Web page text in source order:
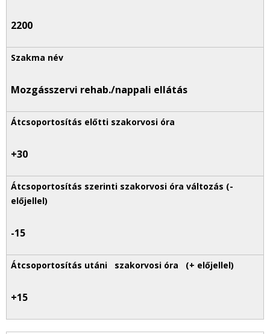
2200
Mozgásszervi rehab./nappali ellátás
+30
-15
+15